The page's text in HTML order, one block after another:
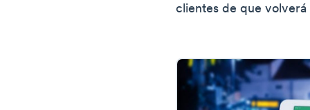
clientes de que volverá